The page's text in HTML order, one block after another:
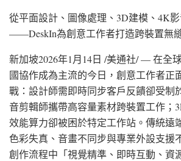
從平面設計、圖像處理、3D建模、4K
——DeskIn為創意工作者打造跨裝置無
新加坡2026年1月14日 /美通社/ — 在全
國協作成為主流的今日，創意工作者正
戰：設計師需即時同步客戶反饋卻受制
音剪輯師攜帶高容量素材跨裝置工作；
效能算力卻被困於特定工作站。傳統遠
色彩失真、音畫不同步與專業外設支援
創作流程中「視覺精準、即時互動、資